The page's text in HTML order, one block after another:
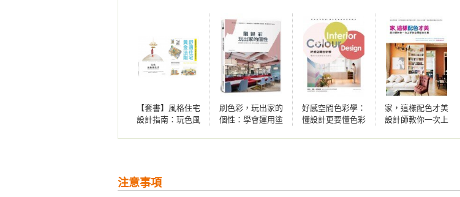
Part2公共空間
case1賀澤室內設計裝修工程有限公司—包子店不傳統，復古港味吸睛亮眼
case2一水一木設計工作室—靜謐輕盈的異國風烘焙廚房
case3大秝設計—只想待在這，圖書館就是我的童年城堡
case4璞沃空間/PURO SPACE—Old Fashioned VS Mordern，打造紳士的「藍」圖
case5齊禾設計—月光指路，進入粉紅閃耀的幸福空間
case6慕澤設計—倉庫古堡，工業個性與義式典雅也能合拍
Part2單色的牆面運用
【套書】風格住宅
設計指南：玩色風
刷色彩，玩出家的
個性：學會運用塗
好感空間色彩學：
懂設計更要懂色彩
家，這樣配色才美
設計師教你一次上
繽紛色彩居家
注意事項